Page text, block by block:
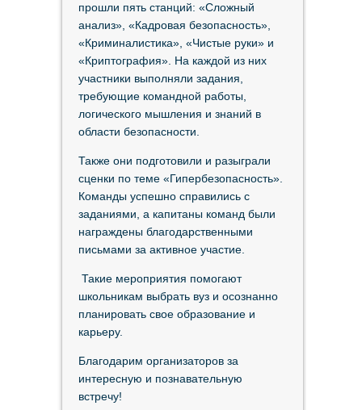
прошли пять станций: «Сложный
анализ», «Кадровая безопасность»,
«Криминалистика», «Чистые руки» и
«Криптография». На каждой из них
участники выполняли задания,
требующие командной работы,
логического мышления и знаний в
области безопасности.
Также они подготовили и разыграли
сценки по теме «Гипербезопасность».
Команды успешно справились с
заданиями, а капитаны команд были
награждены благодарственными
письмами за активное участие.
Такие мероприятия помогают
школьникам выбрать вуз и осознанно
планировать свое образование и
карьеру.
Благодарим организаторов за
интересную и познавательную
встречу!